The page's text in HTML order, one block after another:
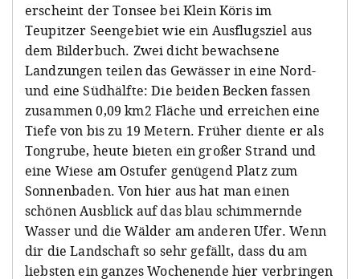
erscheint der Tonsee bei Klein Köris im
Teupitzer Seengebiet wie ein Ausflugsziel aus
dem Bilderbuch. Zwei dicht bewachsene
Landzungen teilen das Gewässer in eine Nord-
und eine Südhälfte: Die beiden Becken fassen
zusammen 0,09 km2 Fläche und erreichen eine
Tiefe von bis zu 19 Metern. Früher diente er als
Tongrube, heute bieten ein großer Strand und
eine Wiese am Ostufer genügend Platz zum
Sonnenbaden. Von hier aus hat man einen
schönen Ausblick auf das blau schimmernde
Wasser und die Wälder am anderen Ufer. Wenn
dir die Landschaft so sehr gefällt, dass du am
liebsten ein ganzes Wochenende hier verbringen